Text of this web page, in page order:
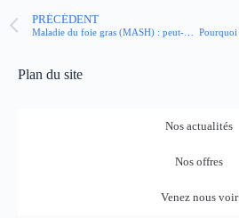
PRÉCÉDENT
Plan du site
Nos actualités
Nos offres
Venez nous voir